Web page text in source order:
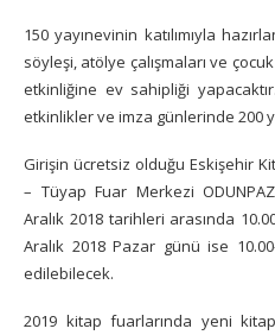
150 yayınevinin katılımıyla
söyleşi, atölye çalışmaları ve
etkinliğine ev sahipliği
etkinlikler ve imza günlerinde 200
Girişin ücretsiz olduğu Eskişehir
– Tüyap Fuar Merkezi
Aralık 2018 tarihleri arasında
Aralık 2018 Pazar günü ise
edilebilecek.
2019 kitap fuarlarında yeni